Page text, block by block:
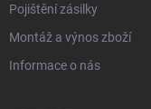
Pojištění zásilky
Montáž a výnos zboží
Informace o nás